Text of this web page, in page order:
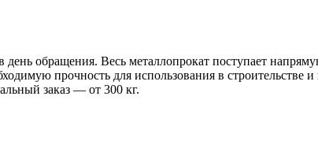
обращения. Весь металлопрокат поступает
прочность для использования в строительстве и
заказ — от 300 кг.